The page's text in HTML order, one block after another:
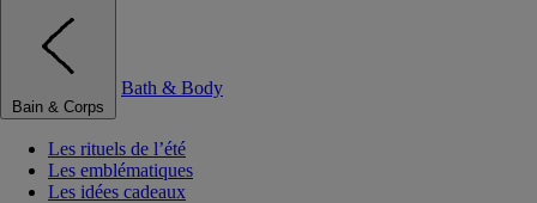
Bain & Corps
Bath & Body
Les rituels de l’été
Les emblématiques
Les idées cadeaux